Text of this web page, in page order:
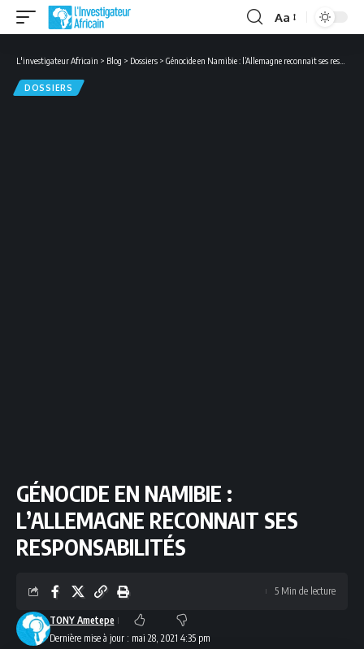
Font
Aa
L'investigateur Africain > Blog > Dossiers > Génocide en Namibie : l’Allemagne reconnait ses responsabilités
DOSSIERS
GÉNOCIDE EN NAMIBIE :
L’ALLEMAGNE RECONNAIT SES
RESPONSABILITÉS
Dernière mise à jour : mai 28, 2021 4:35 pm
TONY Ametepe
5 Min de lecture